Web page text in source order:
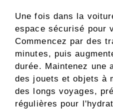
Une fois dans la
espace sécurisé pour
Commencez par des
minutes, puis
durée. Maintenez une
des jouets et objets à
des longs voyages,
régulières pour